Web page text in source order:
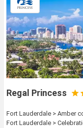
Regal Princess
Fort Lauderdale > Amber
Fort Lauderdale >